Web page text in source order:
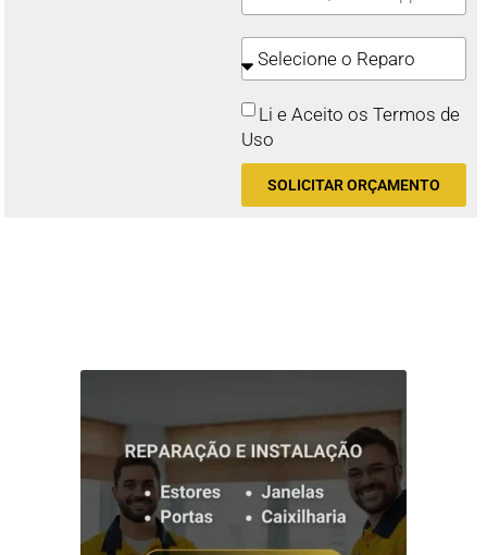
Li e Aceito os Termos de
Uso
SOLICITAR ORÇAMENTO